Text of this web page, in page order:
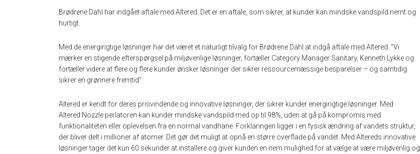
Brødrene Dahl har indgået aftale med Altered. Det er en aftale, som sikrer, at kunder kan mindske vandspild nemt og
hurtigt.
Med de energirigtige løsninger har det været et naturligt tilvalg for Brødrene Dahl at indgå aftale med Altered. ”Vi
mærker en stigende efterspørgsel på miljøvenlige løsninger, fortæller Category Manager Sanitary, Kenneth Lykke og
fortæller videre at flere og flere kunder ønsker løsninger der sikrer ressourcemæssige besparelser – og samtidig
sikrer en grønnere fremtid”.
Altered er kendt for deres prisvindende og innovative løsninger, der sikrer kunder energirigtige løsninger. Med
Altered:Nozzle perlatoren kan kunder mindske vandspild med op til 98%, uden at gå på kompromis med
funktionaliteten eller oplevelsen fra en normal vandhane. Forklaringen ligger i en fysisk ændring af vandets struktur,
der bliver delt i millioner af atomer. Det gør det muligt at opnå en større overflade på vandet. Med Altereds innovative
løsninger tager det kun 60 sekunder at installere og giver kunden en nem mulighed for at vælge at være miljøvenlig og